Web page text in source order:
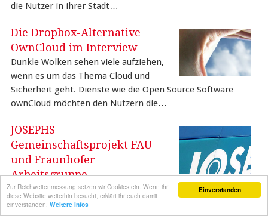
Einverstanden
Zur Reichweitenmessung setzen wir Cookies ein. Wenn ihr
diese Website weiterhin besucht, erklärt ihr euch damit
einverstanden. Weitere Infos
die Nutzer in ihrer Stadt…
Die Dropbox-Alternative
OwnCloud im Interview
Dunkle Wolken sehen viele aufziehen,
wenn es um das Thema Cloud und
Sicherheit geht. Dienste wie die Open Source Software
ownCloud möchten den Nutzern die…
JOSEPHS –
Gemeinschaftsprojekt FAU
und Fraunhofer-
Arbeitsgruppe
Weg von der klassischen Marktforschung hin zum Design
Thinking: Im Mai 2014 eröffnete das Josephs in Nürnberg.